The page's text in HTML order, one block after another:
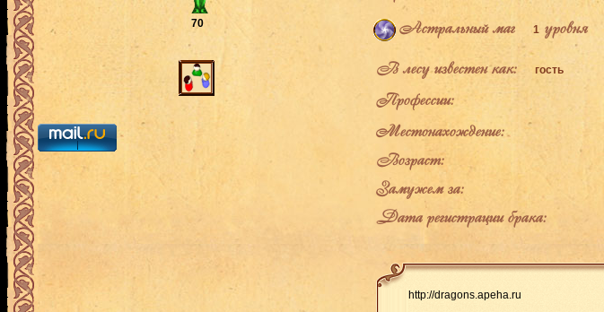
70 Астральный маг 1 уровня
В лесу известен как:
гость
Профессии:
Местонахождение:
Возраст:
Замужем за:
Дата регистрации брака:
http://dragons.apeha.ru